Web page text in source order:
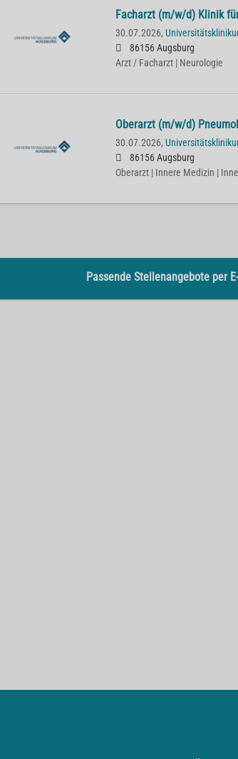
Facharzt (m/w/d) Klinik
30.07.2026,
86156 Augsburg
Arzt / Facharzt | Neurologie
Oberarzt (m/w/d)
30.07.2026,
86156 Augsburg
Oberarzt | Innere Medizin |
Passende Stellenangebote per